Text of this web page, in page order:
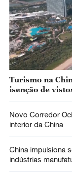
Turismo na
isenção de
Novo Corredor
interior da China
China impulsiona
indústrias